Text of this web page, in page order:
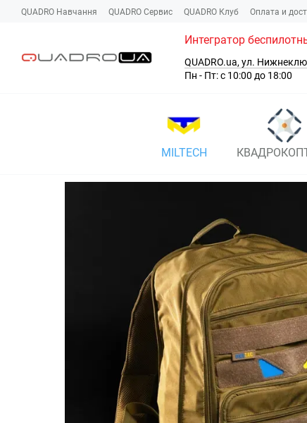
Перейти к основному контенту
QUADRO Навчання QUADRO Сервис QUADRO Клуб Оплата и
Интегратор
QUADRO.ua, ул.
Пн - Пт: с 10:00 до 18:00
MILTECH